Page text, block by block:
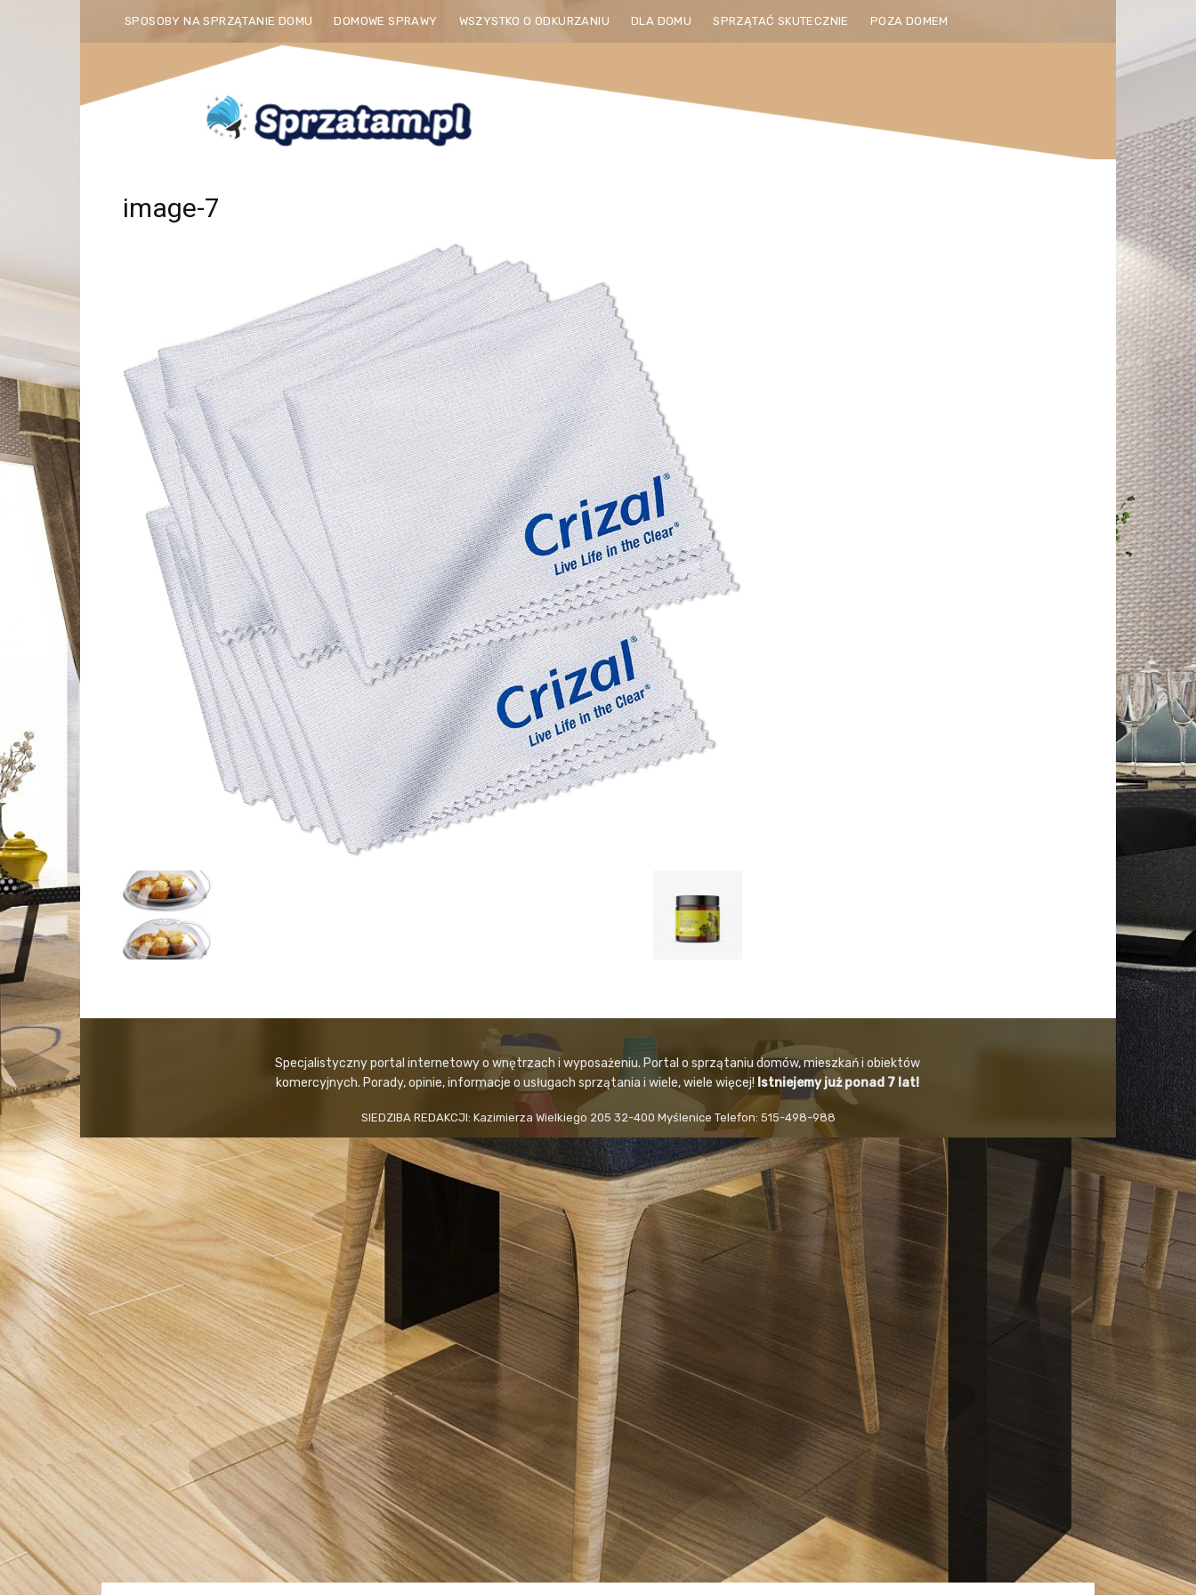
SPOSOBY NA SPRZĄTANIE DOMU DOMOWE SPRAWY WSZYSTKO O ODKURZANIU DLA DOMU SPRZĄTAĆ SKUTECZNIE POZA DOMEM
image-7
Specjalistyczny portal internetowy o wnętrzach i wyposażeniu. Portal o sprzątaniu domów, mieszkań i obiektów
komercyjnych. Porady, opinie, informacje o usługach sprzątania i wiele, wiele więcej! Istniejemy już ponad 7 lat!
SIEDZIBA REDAKCJI: Kazimierza Wielkiego 205 32-400 Myślenice Telefon: 515-498-988